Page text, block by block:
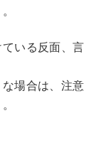
いる反面、言
場合は、注意